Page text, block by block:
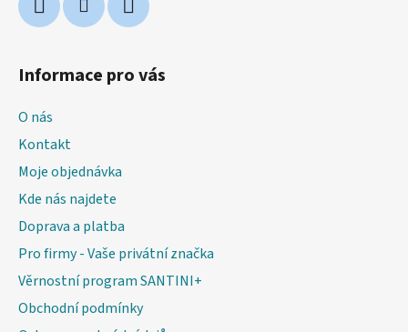
Informace pro vás
O nás
Kontakt
Moje objednávka
Kde nás najdete
Doprava a platba
Pro firmy - Vaše privátní značka
Věrnostní program SANTINI+
Obchodní podmínky